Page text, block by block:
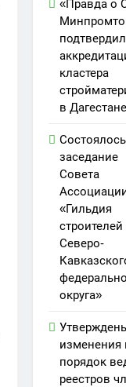
«Правда о
подтвердил
кластера
в Дагестане
Состоялось
заседание
Совета
«Гильдия
строителей
Северо-
округа»
изменения
порядок
реестров